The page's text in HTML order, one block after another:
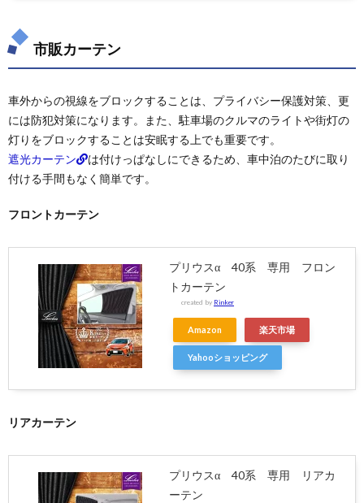
市販カーテン
車外からの視線をブロックすることは、プライバシー保護対策、更
には防犯対策になります。また、駐車場のクルマのライトや街灯の
灯りをブロックすることは安眠する上でも重要です。
遮光カーテン
は付けっぱなしにできるため、車中泊のたびに取り
付ける手間もなく簡単です。
フロントカーテン
プリウスα 40系 専用 フロン
トカーテン
created by Rinker
Amazon 楽天市場
Yahooショッピング
リアカーテン
プリウスα 40系 専用 リアカ
ーテン